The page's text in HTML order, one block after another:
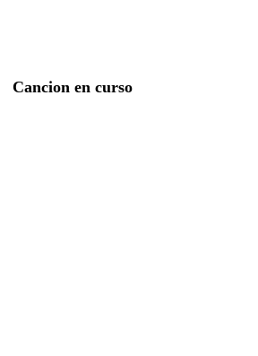
Cancion en curso